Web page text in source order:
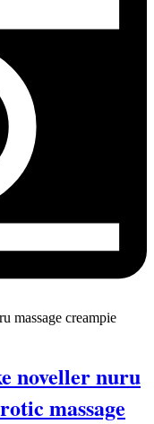
noveller nuru
massage